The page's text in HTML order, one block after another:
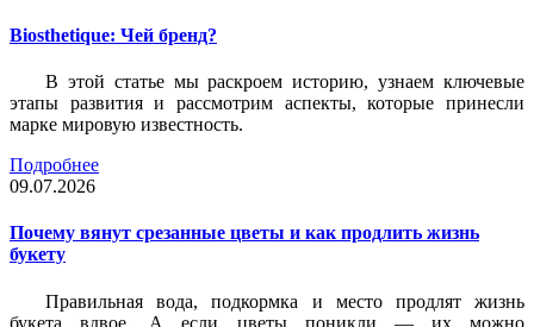
Biosthetique: Чей бренд?
В этой статье мы раскроем историю, узнаем ключевые
этапы развития и рассмотрим аспекты, которые принесли
марке мировую известность.
Подробнее
09.07.2026
Почему вянут срезанные цветы и как продлить жизнь
букету
Правильная вода, подкормка и место продлят жизнь
букета вдвое. А если цветы поникли — их можно